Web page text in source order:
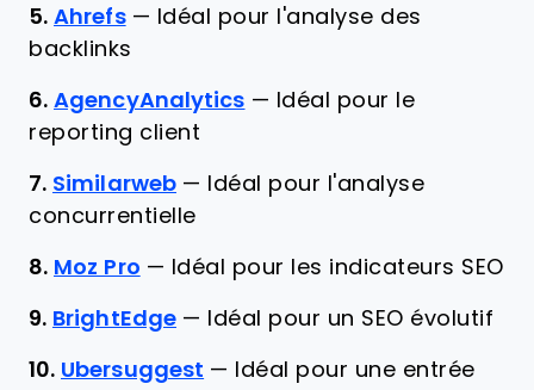
5. Ahrefs — Idéal pour l'analyse des
backlinks
6. AgencyAnalytics — Idéal pour le
reporting client
7. Similarweb —
Idéal pour l'analyse
concurrentielle
8. Moz Pro — Idéal pour les indicateurs SEO
9. BrightEdge — Idéal pour un SEO évolutif
10. Ubersuggest —
Idéal pour une entrée